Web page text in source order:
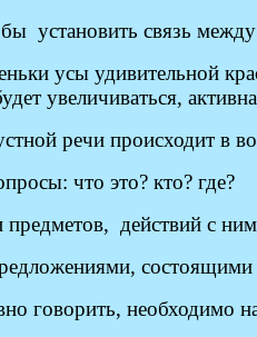
установить связь
усы удивительной
увеличиваться,
речи происходит в
что это? кто? где?
действий с
говорить, необходимо